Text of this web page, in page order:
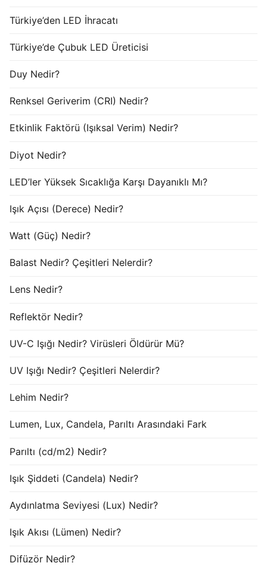
Türkiye’den LED İhracatı
Türkiye’de Çubuk LED Üreticisi
Duy Nedir?
Renksel Geriverim (CRI) Nedir?
Etkinlik Faktörü (Işıksal Verim) Nedir?
Diyot Nedir?
LED’ler Yüksek Sıcaklığa Karşı Dayanıklı Mı?
Işık Açısı (Derece) Nedir?
Watt (Güç) Nedir?
Balast Nedir? Çeşitleri Nelerdir?
Lens Nedir?
Reflektör Nedir?
UV-C Işığı Nedir? Virüsleri Öldürür Mü?
UV Işığı Nedir? Çeşitleri Nelerdir?
Lehim Nedir?
Lumen, Lux, Candela, Parıltı Arasındaki Fark
Parıltı (cd/m2) Nedir?
Işık Şiddeti (Candela) Nedir?
Aydınlatma Seviyesi (Lux) Nedir?
Işık Akısı (Lümen) Nedir?
Difüzör Nedir?